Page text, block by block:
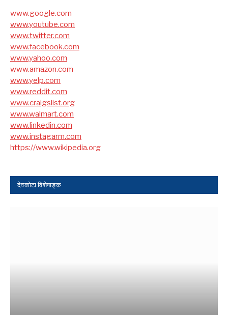
www.google.com
www.youtube.com
www.twitter.com
www.facebook.com
www.yahoo.com
www.amazon.com
www.yelp.com
www.reddit.com
www.craigslist.org
www.walmart.com
www.linkedin.com
www.instagarm.com
https://www.wikipedia.org
देवकोटा विशेषाङ्क